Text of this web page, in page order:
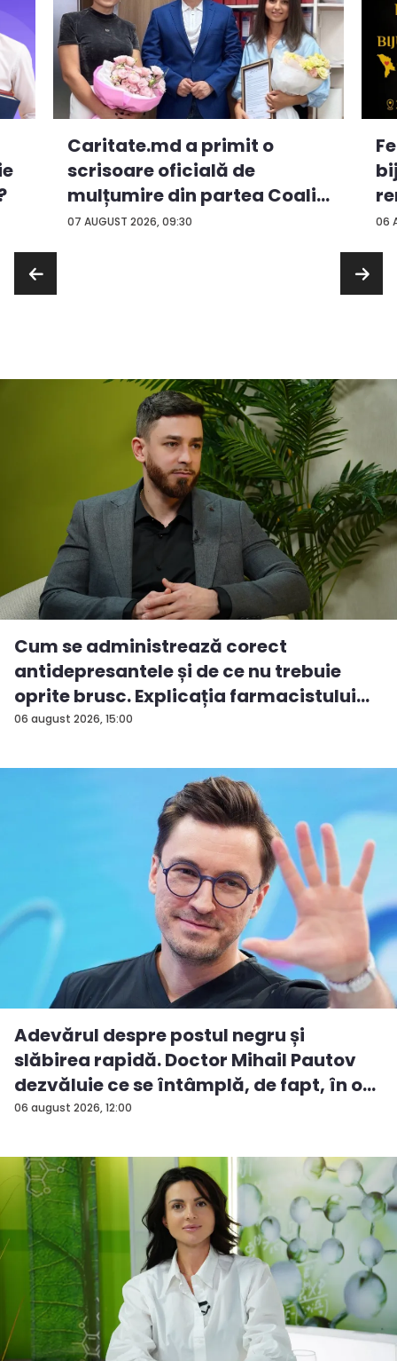
07 AUGUST 2026, 09:30
Caritate.md a primit o
scrisoare oficială de
mulțumire din partea Coali...
06
...
06 august 2026, 15:00
Cum se administrează corect
antidepresantele și de ce nu trebuie
oprite brusc. Explicația farmacistului
C...
06 august 2026, 12:00
Adevărul despre postul negru și
slăbirea rapidă. Doctor Mihail Pautov
dezvăluie ce se întâmplă, de fapt, în o...